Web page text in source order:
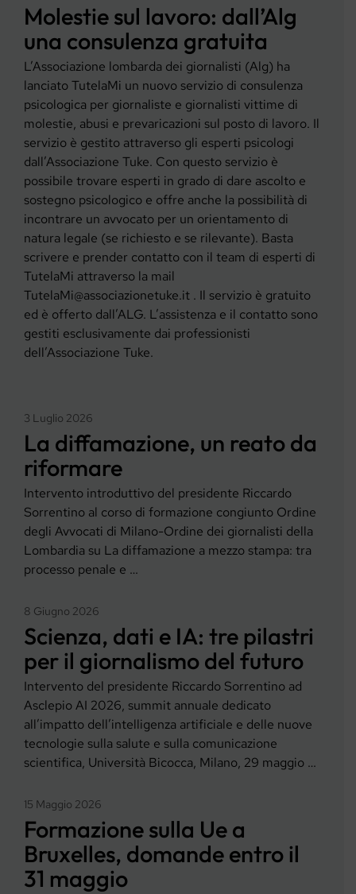
Molestie sul lavoro: dall’Alg
una consulenza gratuita
L’Associazione lombarda dei giornalisti (Alg) ha
lanciato TutelaMi un nuovo servizio di consulenza
psicologica per giornaliste e giornalisti vittime di
molestie, abusi e prevaricazioni sul posto di lavoro. Il
servizio è gestito attraverso gli esperti psicologi
dall’Associazione Tuke. Con questo servizio è
possibile trovare esperti in grado di dare ascolto e
sostegno psicologico e offre anche la possibilità di
incontrare un avvocato per un orientamento di
natura legale (se richiesto e se rilevante). Basta
scrivere e prender contatto con il team di esperti di
TutelaMi attraverso la mail
TutelaMi@associazionetuke.it . Il servizio è gratuito
ed è offerto dall’ALG. L’assistenza e il contatto sono
gestiti esclusivamente dai professionisti
dell’Associazione Tuke.
3 Luglio 2026
La diffamazione, un reato da
riformare
Intervento introduttivo del presidente Riccardo
Sorrentino al corso di formazione congiunto Ordine
degli Avvocati di Milano-Ordine dei giornalisti della
Lombardia su La diffamazione a mezzo stampa: tra
processo penale e …
8 Giugno 2026
Scienza, dati e IA: tre pilastri
per il giornalismo del futuro
Intervento del presidente Riccardo Sorrentino ad
Asclepio AI 2026, summit annuale dedicato
all’impatto dell’intelligenza artificiale e delle nuove
tecnologie sulla salute e sulla comunicazione
scientifica, Università Bicocca, Milano, 29 maggio …
15 Maggio 2026
Formazione sulla Ue a
Bruxelles, domande entro il
31 maggio